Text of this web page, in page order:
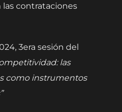
las contrataciones
3era sesión del
las
como instrumentos